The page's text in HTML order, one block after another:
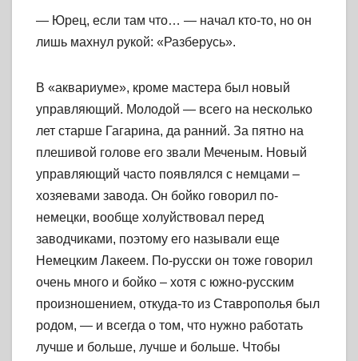
— Юрец, если там что… — начал кто-то, но он
лишь махнул рукой: «Разберусь».
В «аквариуме», кроме мастера был новый
управляющий. Молодой — всего на несколько
лет старше Гагарина, да ранний. За пятно на
плешивой голове его звали Меченым. Новый
управляющий часто появлялся с немцами –
хозяевами завода. Он бойко говорил по-
немецки, вообще холуйствовал перед
заводчиками, поэтому его называли еще
Немецким Лакеем. По-русски он тоже говорил
очень много и бойко – хотя с южно-русским
произношением, откуда-то из Ставрополья был
родом, — и всегда о том, что нужно работать
лучше и больше, лучше и больше. Чтобы